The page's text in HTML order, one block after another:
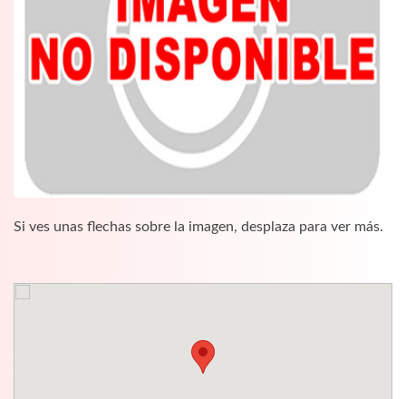
Si ves unas flechas sobre la imagen, desplaza para ver más.